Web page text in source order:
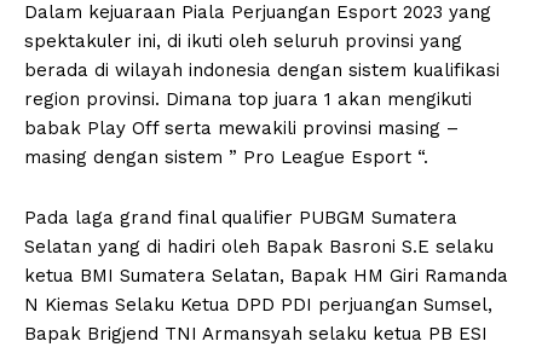
Dalam kejuaraan Piala Perjuangan Esport 2023 yang
spektakuler ini, di ikuti oleh seluruh provinsi yang
berada di wilayah indonesia dengan sistem kualifikasi
region provinsi. Dimana top juara 1 akan mengikuti
babak Play Off serta mewakili provinsi masing –
masing dengan sistem ” Pro League Esport “.
Pada laga grand final qualifier PUBGM Sumatera
Selatan yang di hadiri oleh Bapak Basroni S.E selaku
ketua BMI Sumatera Selatan, Bapak HM Giri Ramanda
N Kiemas Selaku Ketua DPD PDI perjuangan Sumsel,
Bapak Brigjend TNI Armansyah selaku ketua PB ESI